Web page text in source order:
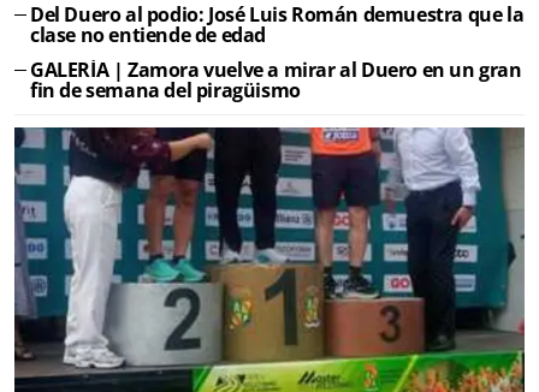
Del Duero al podio: José Luis Román demuestra que la
clase no entiende de edad
GALERÍA | Zamora vuelve a mirar al Duero en un gran
fin de semana del piragüismo